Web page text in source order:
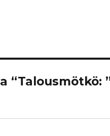
“Talousmötkö: